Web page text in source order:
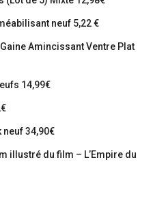
neuf 5,22 €
Amincissant Ventre Plat
14,99€
neuf 34,90€
illustré du film – L’Empire du